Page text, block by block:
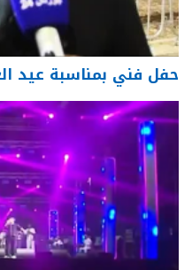
حفل فني بمناسبة عيد